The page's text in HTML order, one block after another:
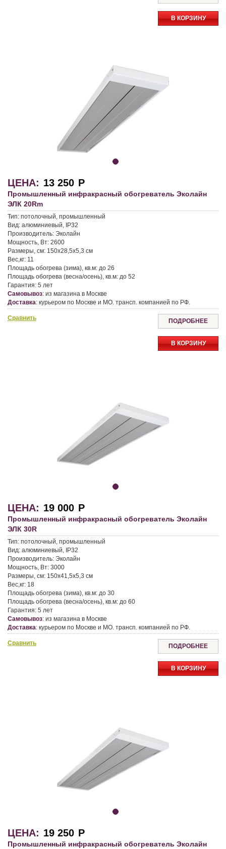
В КОРЗИНУ
ЦЕНА: 13 250 Р
Промышленный инфракрасный обогреватель Эколайн
ЭЛК 20Rm
Тип: потолочный, промышленный
Вид: алюминиевый, IP32
Производитель: Эколайн
Мощность, Вт: 2600
Размеры, см: 150x28,5x5,3 см
Вес,кг: 11
Площадь обогрева (зима), кв.м: до 26
Площадь обогрева (весна/осень), кв.м: до 52
Гарантия: 5 лет
Самовывоз: из магазина в Москве
Доставка: курьером по Москве и МО. трансп. компанией по РФ.
Сравнить ПОДРОБНЕЕ
В КОРЗИНУ
ЦЕНА: 19 000 Р
Промышленный инфракрасный обогреватель Эколайн
ЭЛК 30R
Тип: потолочный, промышленный
Вид: алюминиевый, IP32
Производитель: Эколайн
Мощность, Вт: 3000
Размеры, см: 150x41,5x5,3 см
Вес,кг: 18
Площадь обогрева (зима), кв.м: до 30
Площадь обогрева (весна/осень), кв.м: до 60
Гарантия: 5 лет
Самовывоз: из магазина в Москве
Доставка: курьером по Москве и МО. трансп. компанией по РФ.
Сравнить ПОДРОБНЕЕ
В КОРЗИНУ
ЦЕНА: 19 250 Р
Промышленный инфракрасный обогреватель Эколайн